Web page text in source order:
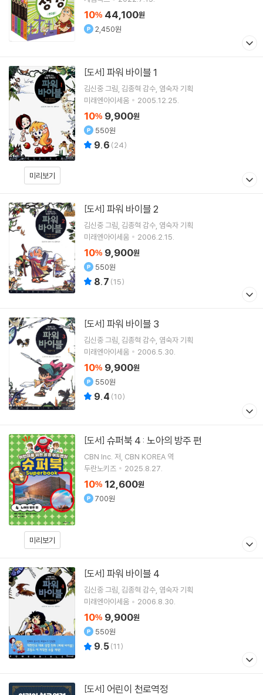
10% 44,100원
2,450원
미리보기
[도서] 파워 바이블 1
김신중그림 김종혁 감수 염숙자기획
미래엔아이세움
2005.12.25.
10% 9,900원
550원
9.6 (24)
[도서] 파워 바이블 2
김신중그림 김종혁 감수 염숙자기획
미래엔아이세움
2006.2.15.
10% 9,900원
550원
8.7 (15)
[도서] 파워 바이블 3
김신중그림 김종혁 감수 염숙자기획
미래엔아이세움
2006.5.30.
10% 9,900원
550원
9.4 (10)
미리보기
[도서] 슈퍼북 4 : 노아의 방주 편
CBN Inc. 저 CBN KOREA 역
두란노키즈
2025.8.27.
10% 12,600원
700원
[도서] 파워 바이블 4
김신중그림 김종혁 감수 염숙자기획
미래엔아이세움
2006.8.30.
10% 9,900원
550원
9.5(11)
[도서] 어린이 천로역정